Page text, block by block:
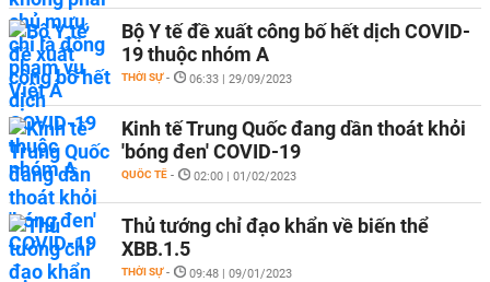
Bộ Y tế đề xuất công bố hết dịch COVID-
19 thuộc nhóm A
THỜI SỰ - 06:33 | 29/09/2023
Kinh tế Trung Quốc đang dần thoát khỏi
'bóng đen' COVID-19
QUỐC TẾ - 02:00 | 01/02/2023
Thủ tướng chỉ đạo khẩn về biến thể
XBB.1.5
THỜI SỰ - 09:48 | 09/01/2023